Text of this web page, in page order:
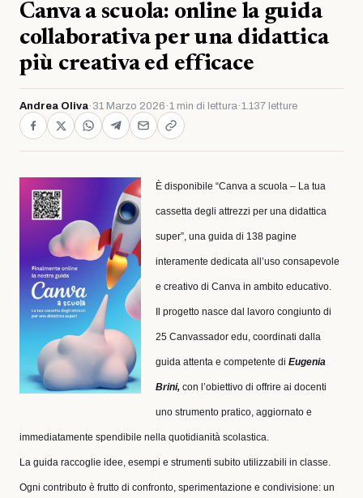
Canva a scuola: online la guida
collaborativa per una didattica
più creativa ed efficace
Andrea Oliva· 31 Marzo 2026 ·1 min di lettura·1.137 letture
È disponibile “Canva a scuola – La tua
cassetta degli attrezzi per una didattica
super”, una guida di 138 pagine
interamente dedicata all’uso consapevole
e creativo di Canva in ambito educativo.
Il progetto nasce dal lavoro congiunto di
25 Canvassador edu, coordinati dalla
guida attenta e competente di Eugenia
Brini, con l’obiettivo di offrire ai docenti
uno strumento pratico, aggiornato e
immediatamente spendibile nella quotidianità scolastica.
La guida raccoglie idee, esempi e strumenti subito utilizzabili in classe.
Ogni contributo è frutto di confronto, sperimentazione e condivisione: un